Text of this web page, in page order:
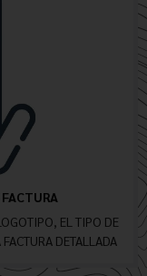
EL TIPO DE
DETALLADA